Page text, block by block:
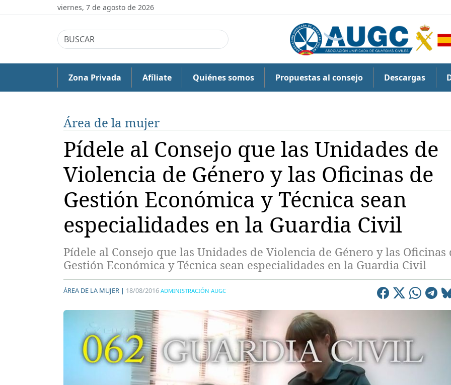
viernes, 7 de agosto de 2026
Zona Privada Afíliate Quiénes somos Propuestas al consejo Descargas
Área de la mujer
Pídele al Consejo que las Unidades de
Violencia de Género y las Oficinas de
Gestión Económica y Técnica sean
especialidades en la Guardia Civil
Pídele al Consejo que las Unidades de Violencia de Género y las Oficinas
Gestión Económica y Técnica sean especialidades en la Guardia Civil
ÁREA DE LA MUJER | 18/08/2016 ADMINISTRACIÓN AUGC